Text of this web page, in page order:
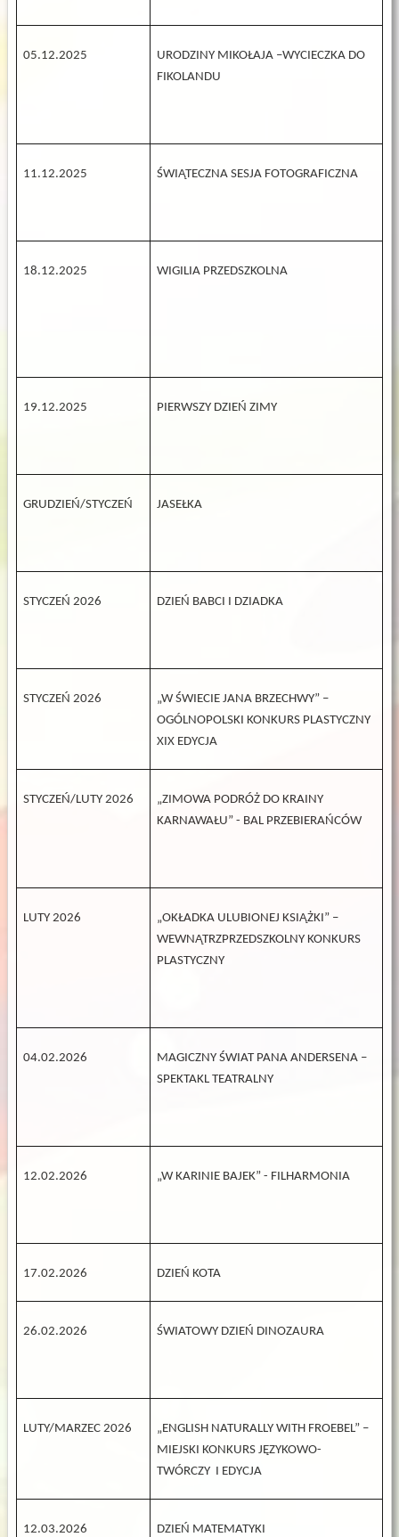
05.12.2025
URODZINY MIKOŁAJA –WYCIECZKA DO
FIKOLANDU
11.12.2025 ŚWIĄTECZNA SESJA FOTOGRAFICZNA
18.12.2025 WIGILIA PRZEDSZKOLNA
19.12.2025 PIERWSZY DZIEŃ ZIMY
GRUDZIEŃ/STYCZEŃ JASEŁKA
STYCZEŃ 2026 DZIEŃ BABCI I DZIADKA
STYCZEŃ 2026
„W ŚWIECIE JANA BRZECHWY” –
OGÓLNOPOLSKI KONKURS PLASTYCZNY
XIX EDYCJA
STYCZEŃ/LUTY 2026
„ZIMOWA PODRÓŻ DO KRAINY
KARNAWAŁU” - BAL PRZEBIERAŃCÓW
LUTY 2026
„OKŁADKA ULUBIONEJ KSIĄŻKI” –
WEWNĄTRZPRZEDSZKOLNY KONKURS
PLASTYCZNY
04.02.2026
MAGICZNY ŚWIAT PANA ANDERSENA –
SPEKTAKL TEATRALNY
12.02.2026 „W KARINIE BAJEK” - FILHARMONIA
17.02.2026 DZIEŃ KOTA
26.02.2026 ŚWIATOWY DZIEŃ DINOZAURA
LUTY/MARZEC 2026
„ENGLISH NATURALLY WITH FROEBEL” –
MIEJSKI KONKURS JĘZYKOWO-
TWÓRCZY I EDYCJA
12.03.2026 DZIEŃ MATEMATYKI